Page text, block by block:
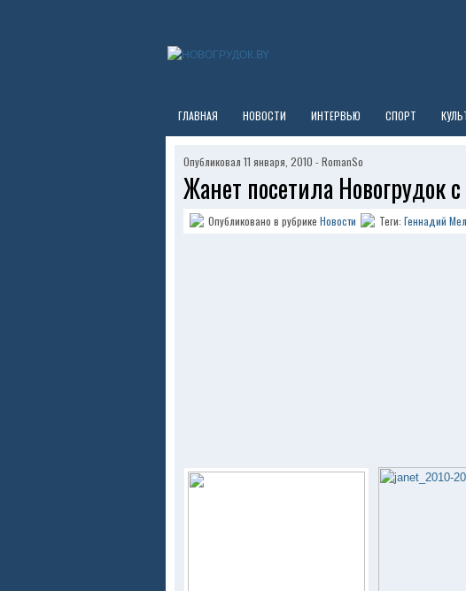
ГЛАВНАЯ НОВОСТИ ИНТЕРВЬЮ СПОРТ
Опубликовал 11 января, 2010 - RomanSo
Жанет посетила Новогрудок
Опубликовано в рубрике Новости Теги: Геннадий